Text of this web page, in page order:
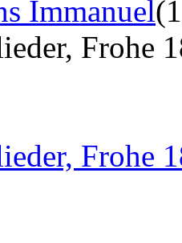
Immanuel
Frohe
Frohe